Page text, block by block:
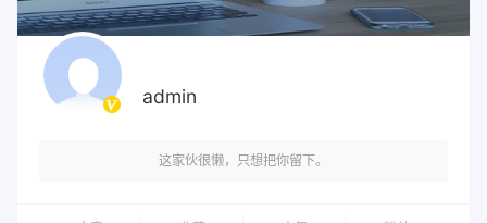
admin
这家伙很懒，只想把你留下。